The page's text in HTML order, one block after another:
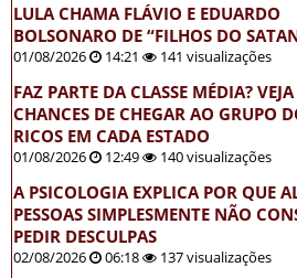
LULA CHAMA FLÁVIO E EDUARDO
BOLSONARO DE “FILHOS DO
01/08/2026 14:21 141 visualizações
FAZ PARTE DA CLASSE MÉDIA?
CHANCES DE CHEGAR AO GRUPO
RICOS EM CADA ESTADO
01/08/2026 12:49 140 visualizações
A PSICOLOGIA EXPLICA POR QUE
PESSOAS SIMPLESMENTE NÃO
PEDIR DESCULPAS
02/08/2026 06:18 137 visualizações